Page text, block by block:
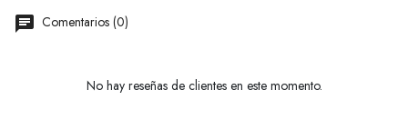
Comentarios (0)
No hay reseñas de clientes en este momento.